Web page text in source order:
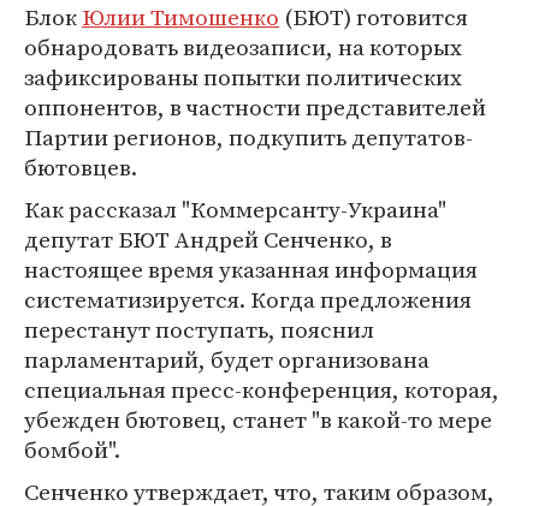
БлокЮлии Тимошенко (БЮТ) готовится
обнародовать видеозаписи, на которых
зафиксированы попытки политических
оппонентов, в частности представителей
Партии регионов, подкупить депутатов-
бютовцев.
Как рассказал "Коммерсанту-Украина"
депутат БЮТ Андрей Сенченко, в
настоящее время указанная информация
систематизируется. Когда предложения
перестанут поступать, пояснил
парламентарий, будет организована
специальная пресс-конференция, которая,
убежден бютовец, станет "в какой-то мере
бомбой".
Сенченко утверждает, что, таким образом,